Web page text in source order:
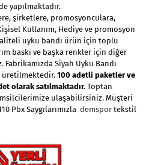
yapılmaktadır.
şirketlere, promosyonculara,
Kullanım, Hediye ve promosyon
uyku bandı ürün için toplu
baskı ve başka renkler için diğer
Siyah Uyku Bandı
üretilmektedir.100 adetli paketler ve
olarak satılmaktadır. Toptan
ulaşabilirsiniz. Müşteri
Pbx Saygılarımızla demspor tekstil